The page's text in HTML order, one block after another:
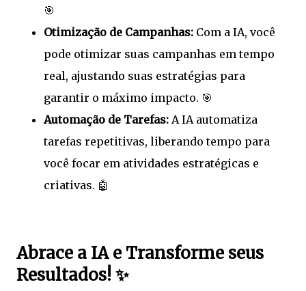
🎯
Otimização de Campanhas: Com a IA, você
pode otimizar suas campanhas em tempo
real, ajustando suas estratégias para
garantir o máximo impacto. 🎯
Automação de Tarefas: A IA automatiza
tarefas repetitivas, liberando tempo para
você focar em atividades estratégicas e
criativas. 🤖
Abrace a IA e Transforme seus
Resultados! ✨